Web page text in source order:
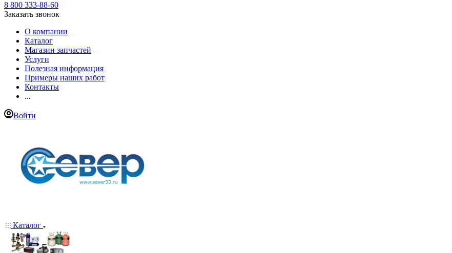
8 800 333-88-60
Заказать звонок
О компании
Каталог
Магазин запчастей
Услуги
Полезная информация
Примеры наших работ
Контакты
...
Войти
Каталог